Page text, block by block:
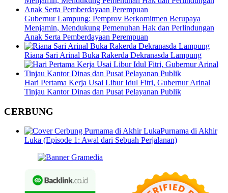
Gubernur Lampung: Pemprov Berkomitmen Berupaya
Menjamin, Mendukung Pemenuhan Hak dan Perlindungan
Anak Serta Pemberdayaan Perempuan
Riana Sari Arinal Buka Rakerda Dekranasda Lampung
Hari Pertama Kerja Usai Libur Idul Fitri, Gubernur Arinal
Tinjau Kantor Dinas dan Pusat Pelayanan Publik
CERBUNG
Purnama di Akhir
Luka (Episode 1: Awal dari Sebuah Perjalanan)